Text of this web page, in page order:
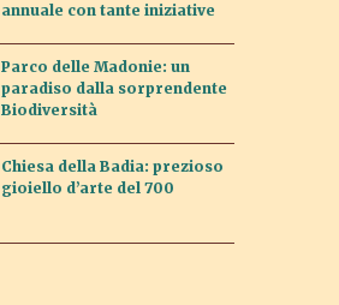
annuale con tante iniziative
Parco delle Madonie: un
paradiso dalla sorprendente
Biodiversità
Chiesa della Badia: prezioso
gioiello d’arte del 700